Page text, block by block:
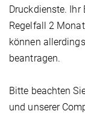
Druckdienste.
Regelfall 2
können
beantragen.
Bitte beachten
und unserer